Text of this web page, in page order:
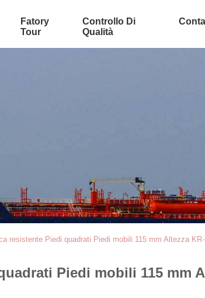
Fatory
Tour
Controllo Di
Qualità
resistente Piedi quadrati Piedi mobili 115 mm Altezza
Piedi mobili 115 mm